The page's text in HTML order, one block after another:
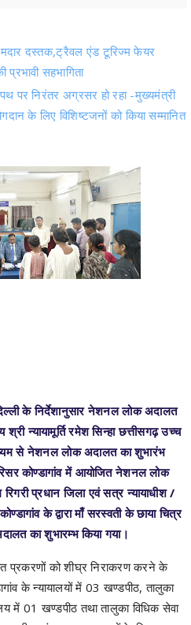
दस्तक,ट्रैवल एंड टूरिज्म फेयर
प्रभावी सहभागिता
पर निरंतर अग्रसर हो रहा -मुख्यमंत्री
के लिए विशिष्टजनों को किया सम्मानित
के निर्देशानुसार नेशनल लोक अदालत
न्यायामूर्ति रमेश सिन्हा छत्तीसगढ़ उच्च
से नेशनल लोक अदालत का शुभारंभ
कोण्डागांव में आयोजित नेशनल लोक
प्रधान जिला एवं सत्र न्यायाधीश /
के द्वारा माँ सरस्वती के छाया चित्र
का शुभारम्भ किया गया।
को शीघ्र निराकरण करने के
के न्यायालयों में 03 खण्डपीठ, तालुका
में 01 खण्डपीठ तथा तालुका विधिक सेवा